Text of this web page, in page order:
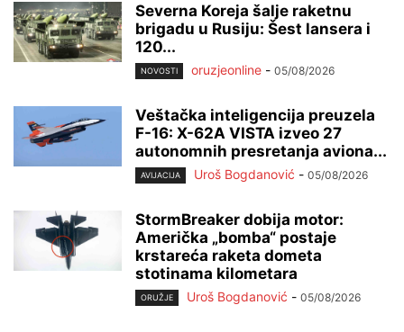
Severna Koreja šalje raketnu
brigadu u Rusiju: Šest lansera i
120...
NOVOSTI oruzjeonline - 05/08/2026
Veštačka inteligencija preuzela
F-16: X-62A VISTA izveo 27
autonomnih presretanja aviona...
AVIJACIJA Uroš Bogdanović - 05/08/2026
StormBreaker dobija motor:
Američka „bomba“ postaje
krstareća raketa dometa
stotinama kilometara
ORUŽJE Uroš Bogdanović - 05/08/2026